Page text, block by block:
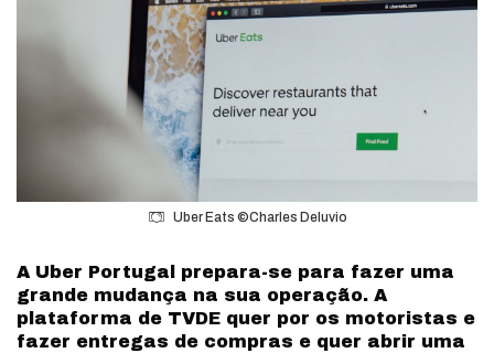
Uber Eats ©Charles Deluvio
A Uber Portugal prepara-se para fazer uma
grande mudança na sua operação. A
plataforma de TVDE quer por os motoristas e
fazer entregas de compras e quer abrir uma